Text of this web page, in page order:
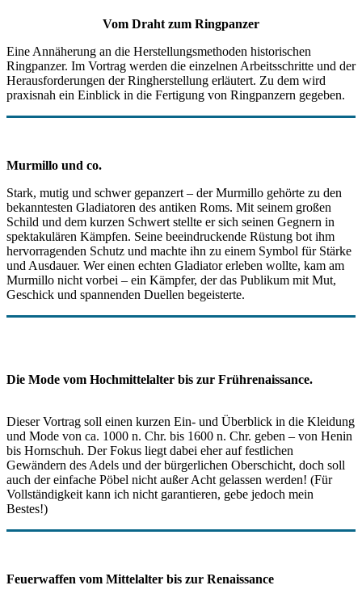
Vom Draht zum Ringpanzer
Eine Annäherung an die Herstellungsmethoden historischen
Ringpanzer. Im Vortrag werden die einzelnen Arbeitsschritte und der
Herausforderungen der Ringherstellung erläutert. Zu dem wird
praxisnah ein Einblick in die Fertigung von Ringpanzern gegeben.
Murmillo und co.
Stark, mutig und schwer gepanzert – der Murmillo gehörte zu den
bekanntesten Gladiatoren des antiken Roms. Mit seinem großen
Schild und dem kurzen Schwert stellte er sich seinen Gegnern in
spektakulären Kämpfen. Seine beeindruckende Rüstung bot ihm
hervorragenden Schutz und machte ihn zu einem Symbol für Stärke
und Ausdauer. Wer einen echten Gladiator erleben wollte, kam am
Murmillo nicht vorbei – ein Kämpfer, der das Publikum mit Mut,
Geschick und spannenden Duellen begeisterte.
Die Mode vom Hochmittelalter bis zur Frührenaissance.
Dieser Vortrag soll einen kurzen Ein- und Überblick in die Kleidung
und Mode von ca. 1000 n. Chr. bis 1600 n. Chr. geben – von Henin
bis Hornschuh. Der Fokus liegt dabei eher auf festlichen
Gewändern des Adels und der bürgerlichen Oberschicht, doch soll
auch der einfache Pöbel nicht außer Acht gelassen werden! (Für
Vollständigkeit kann ich nicht garantieren, gebe jedoch mein
Bestes!)
Feuerwaffen vom Mittelalter bis zur Renaissance